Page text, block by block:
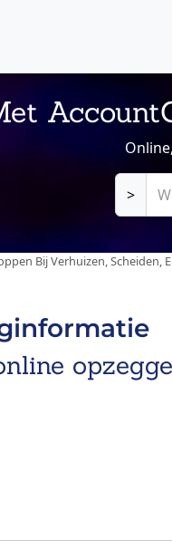
>
Bij Verhuizen, Scheiden,